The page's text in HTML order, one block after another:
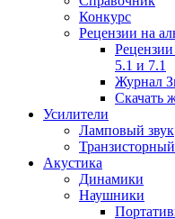
Конкурс
Рецензии на
5.1 и 7.1
Журнал
Скачать
Усилители
Ламповый звук
Акустика
Динамики
Наушники